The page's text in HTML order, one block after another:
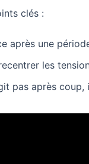
clés :
après une
les
pas après